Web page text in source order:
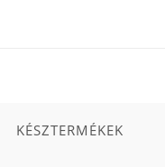
KÉSZTERMÉKEK